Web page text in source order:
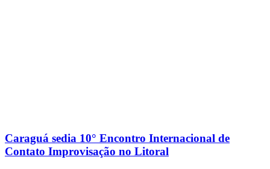
Caraguá sedia 10° Encontro Internacional de
Contato Improvisação no Litoral